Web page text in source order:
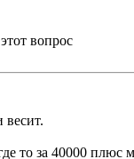
вопрос
весит.
то за 40000 плюс